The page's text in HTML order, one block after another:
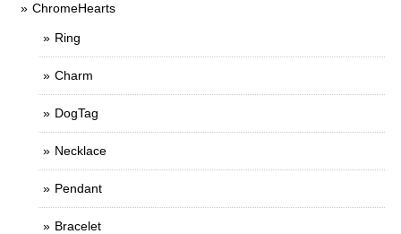
ChromeHearts
Ring
Charm
DogTag
Necklace
Pendant
Bracelet